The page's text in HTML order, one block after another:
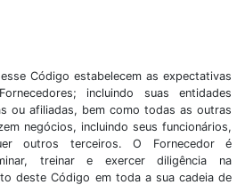
Código estabelecem as expectativas
incluindo suas entidades
ou afiliadas, bem como todas as outras
negócios, incluindo seus funcionários,
outros terceiros. O Fornecedor é
treinar e exercer diligência na
deste Código em toda a sua cadeia de